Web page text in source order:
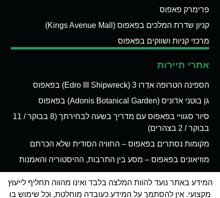
פרימרק פאפוס
קניון שדרת המלכים בפאפוס (Kings Avenue Mall)
מרכזי קניות ושווקים בפאפוס
אתרי תיירות
הספינה הטרופה אדְרו 3 (Edro III Shipwreck) בפאפוס
גן בוטני אדוניס (Adonis Botanical Garden) בפאפוס
סיור סגוויי בפאפוס עם מדריך בשעה לבחירתך (8 בבוקר / 11
בבוקר / 2 בצהרים)
מקומות נסתרים בפאפוס – החוויה הסודית שלא הכרתם
מוזיאונים בפאפוס – מסע בין התרבות, ההיסטוריה והאמנות
המידע באתר נועד להוות המלצה בלבד ואינו מהווה תחליף לייעוץ
מקצועי. אין להסתמך על המידע כעובדה מוחלטת, וכל שימוש בו